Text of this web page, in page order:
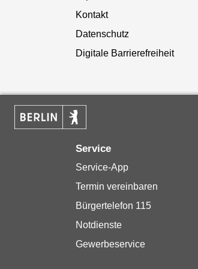
Kontakt
Datenschutz
Digitale Barrierefreiheit
Service
Service-App
Termin vereinbaren
Bürgertelefon 115
Notdienste
Gewerbeservice